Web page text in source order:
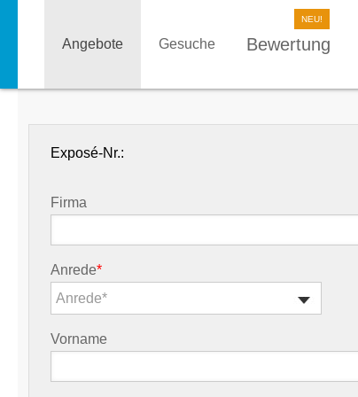
Angebote Gesuche Bewertung
Exposé-Nr.:
Firma
Anrede*
Anrede*
Vorname